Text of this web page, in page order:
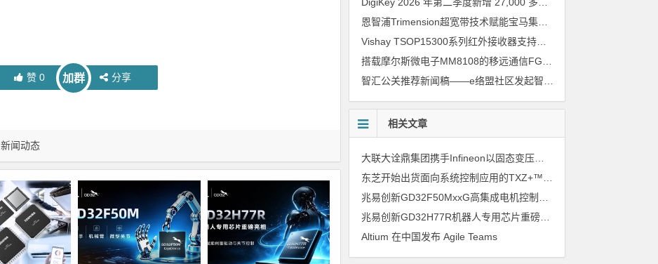
赞0 加群 分享
新闻动态
恩智浦Trimension超宽带技术赋能宝马集团Digital Key Plus及生命体存在检测功能
Vishay TSOP15300系列红外接收器支持所有主流遥控代码
相关文章
大联大诠鼎集团携手Infineon以固态变压器重构配电效率新标杆
兆易创新GD32H77R机器人专用芯片重磅亮相，精准赋能伺服驱动与关节控制
Altium 在中国发布 Agile Teams